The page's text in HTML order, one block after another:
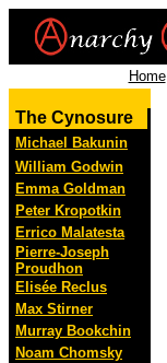
Home
The Cynosure
Michael Bakunin
William Godwin
Emma Goldman
Peter Kropotkin
Errico Malatesta
Pierre-Joseph
Proudhon
Elisée Reclus
Max Stirner
Murray Bookchin
Noam Chomsky